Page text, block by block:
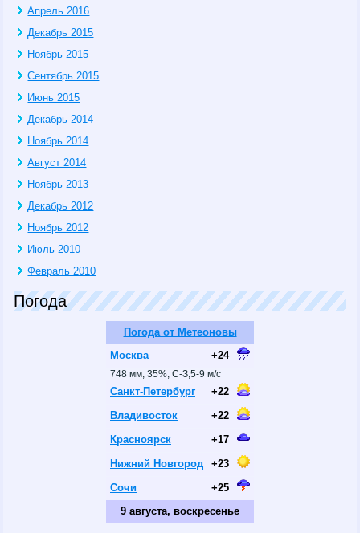
Апрель 2016
Декабрь 2015
Ноябрь 2015
Сентябрь 2015
Июнь 2015
Декабрь 2014
Ноябрь 2014
Август 2014
Ноябрь 2013
Декабрь 2012
Ноябрь 2012
Июль 2010
Февраль 2010
Погода
Погода от Метеоновы
Москва
+24
748 мм, 35%, С-З,5-9 м/с
Санкт-Петербург
+22
Владивосток
+22
Красноярск
+17
Нижний Новгород
+23
Сочи
+25
9 августа, воскресенье